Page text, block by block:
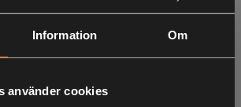
Information Om
använder cookies